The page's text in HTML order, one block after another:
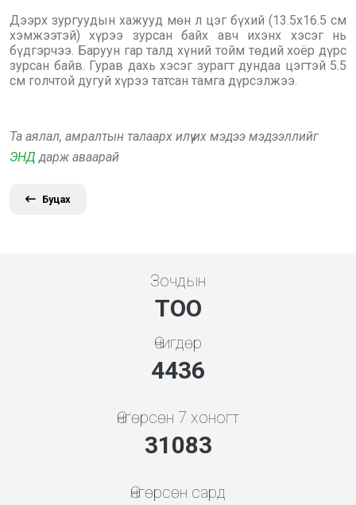
Дээрх зургуудын хажууд мөн л цэг бүхий (13.5x16.5 см
хэмжээтэй) хүрээ зурсан байх авч ихэнх хэсэг нь
бүдгэрчээ. Баруун гар талд хүний тойм төдий хоёр дүрс
зурсан байв. Гурав дахь хэсэг зурагт дундаа цэгтэй 5.5
см голчтой дугуй хүрээ татсан тамга дүрсэлжээ.
Та аялал, амралтын талаарх илүү их мэдээ мэдээллийг
ЭНД дарж аваарай
Буцах
Зочдын
ТОО
Өчигдөр
4778
Өнгөрсөн 7 хоногт
33474
Өнгөрсөн сард